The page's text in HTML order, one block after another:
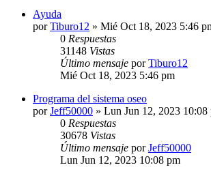
Ayuda
porTiburo12 » Mié Oct 18, 2023 5:46
0 Respuestas
31148 Vistas
Último mensaje porTiburo12
Mié Oct 18, 2023 5:46 pm
Programa del sistema oseo
porJeff50000 » Lun Jun 12, 2023 10:08
0 Respuestas
30678 Vistas
Último mensaje porJeff50000
Lun Jun 12, 2023 10:08 pm